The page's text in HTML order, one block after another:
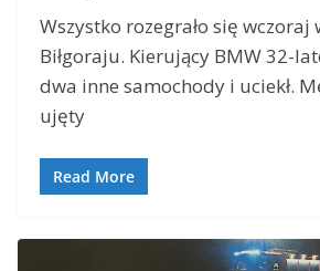
Wszystko rozegrało się wczoraj
Biłgoraju. Kierujący BMW 32-
dwa inne samochody i uciekł.
ujęty
Read More